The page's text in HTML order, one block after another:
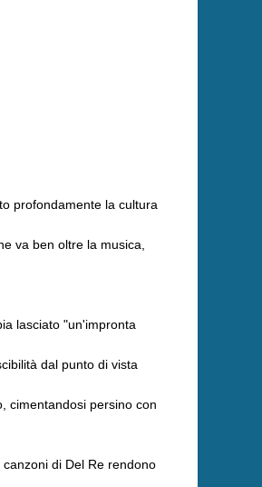
profondamente la cultura
va ben oltre la musica,
lasciato "un'impronta
dal punto di vista
cimentandosi persino con
di Del Re rendono